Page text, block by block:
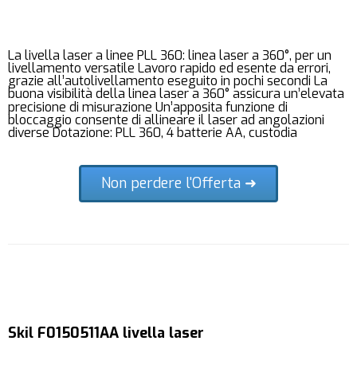
La livella laser a linee PLL 360: linea laser a 360°, per un
livellamento versatile Lavoro rapido ed esente da errori,
grazie all’autolivellamento eseguito in pochi secondi La
buona visibilità della linea laser a 360° assicura un’elevata
precisione di misurazione Un’apposita funzione di
bloccaggio consente di allineare il laser ad angolazioni
diverse Dotazione: PLL 360, 4 batterie AA, custodia
Non perdere l'Offerta ➜
Skil F0150511AA livella laser